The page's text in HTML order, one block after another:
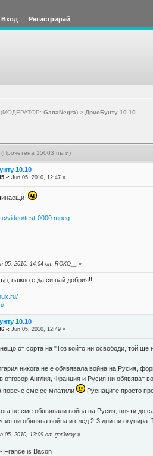
Вход Регистрирай
(МОДЕРАТОР: GattaNegra) > ДрисБунту 10.10
15003 пъти)
10.10
-: Jun 05, 2010, 12:47 »
video/test-0000.mpeg
05, 2010, 14:04 от ROKO__ »
важно е да си най добрия!!!
10.10
-: Jun 05, 2010, 12:49 »
от сорта на "Тоз който ни освободи, той ще
никога не е обявявала война на Русия,
отговор Англия, Франция и Русия ни обявяват
повече сме се млатили
Руснаците просто
не сме обявявали война на Русия, почти до
ни обявява война и след 2-3 дни ни окупира.
05, 2010, 13:09 от gat3way »
France is Bacon